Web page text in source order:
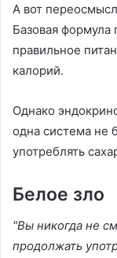
А вот
Базовая формула
правильное
калорий.
Однако
одна система не
употреблять
Белое зло
"Вы никогда не
продолжать